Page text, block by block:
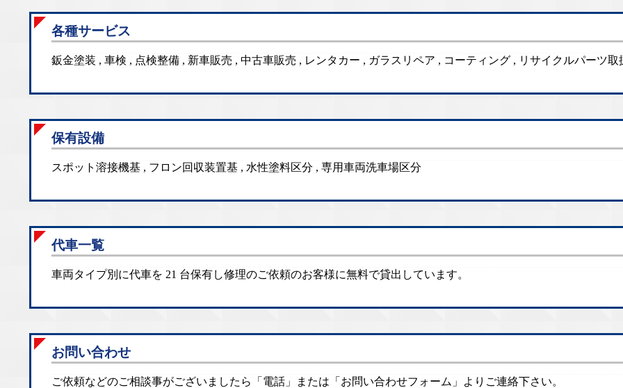
各種サービス
鈑金塗装 , 車検 , 点検整備 , 新車販売 , 中古車販売 , レンタカー , ガラスリペア , コーティング , リサイクルパーツ取
保有設備
スポット溶接機基 , フロン回収装置基 , 水性塗料区分 , 専用車両洗車場区分
代車一覧
車両タイプ別に代車を 21 台保有し修理のご依頼のお客様に無料で貸出しています。
お問い合わせ
ご依頼などのご相談事がございましたら「電話」または「お問い合わせフォーム」よりご連絡下さい。